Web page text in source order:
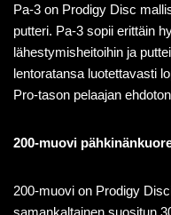
Pa-3 on Prodigy Disc
putteri. Pa-3 sopii erittäin
lähestymisheitoihin ja
lentoratansa luotettavasti
Pro-tason pelaajan
200-muovi
200-muovi on Prodigy
samankaltainen suositun